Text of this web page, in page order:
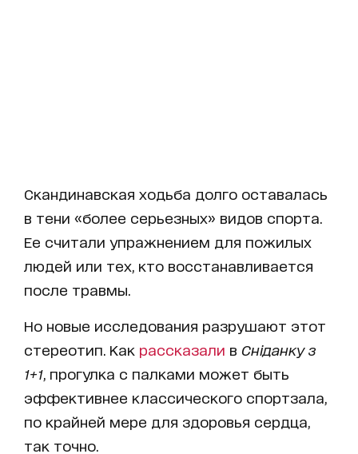
Скандинавская ходьба долго оставалась
в тени «более серьезных» видов спорта.
Ее считали упражнением для пожилых
людей или тех, кто восстанавливается
после травмы.
Но новые исследования разрушают этот
стереотип. Как рассказали в Сніданку з
1+1 , прогулка с палками может быть
эффективнее классического спортзала,
по крайней мере для здоровья сердца,
так точно.